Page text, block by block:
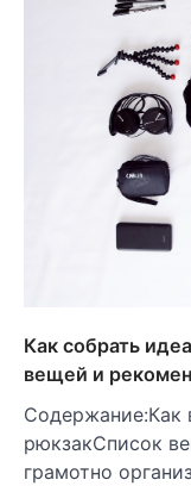
Как собрать
вещей и
Содержание:Как
рюкзакСписок
грамотно